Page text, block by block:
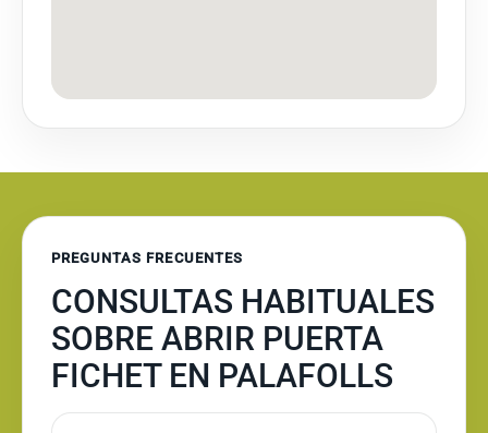
PREGUNTAS FRECUENTES
CONSULTAS HABITUALES
SOBRE ABRIR PUERTA
FICHET EN PALAFOLLS